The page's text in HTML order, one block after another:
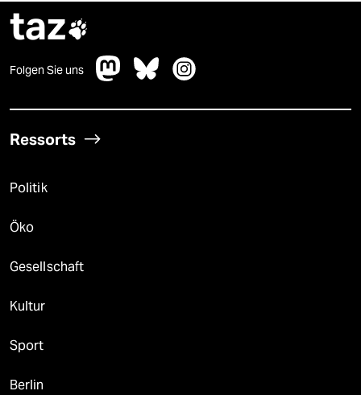
taz
Folgen Sie uns
Ressorts
Politik
Öko
Gesellschaft
Kultur
Sport
Berlin